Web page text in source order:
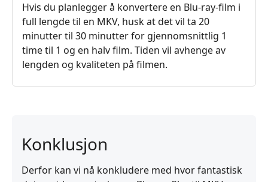
Hvis du planlegger å konvertere en Blu-ray-film i
full lengde til en MKV, husk at det vil ta 20
minutter til 30 minutter for gjennomsnittlig 1
time til 1 og en halv film. Tiden vil avhenge av
lengden og kvaliteten på filmen.
Konklusjon
Derfor kan vi nå konkludere med hvor fantastisk